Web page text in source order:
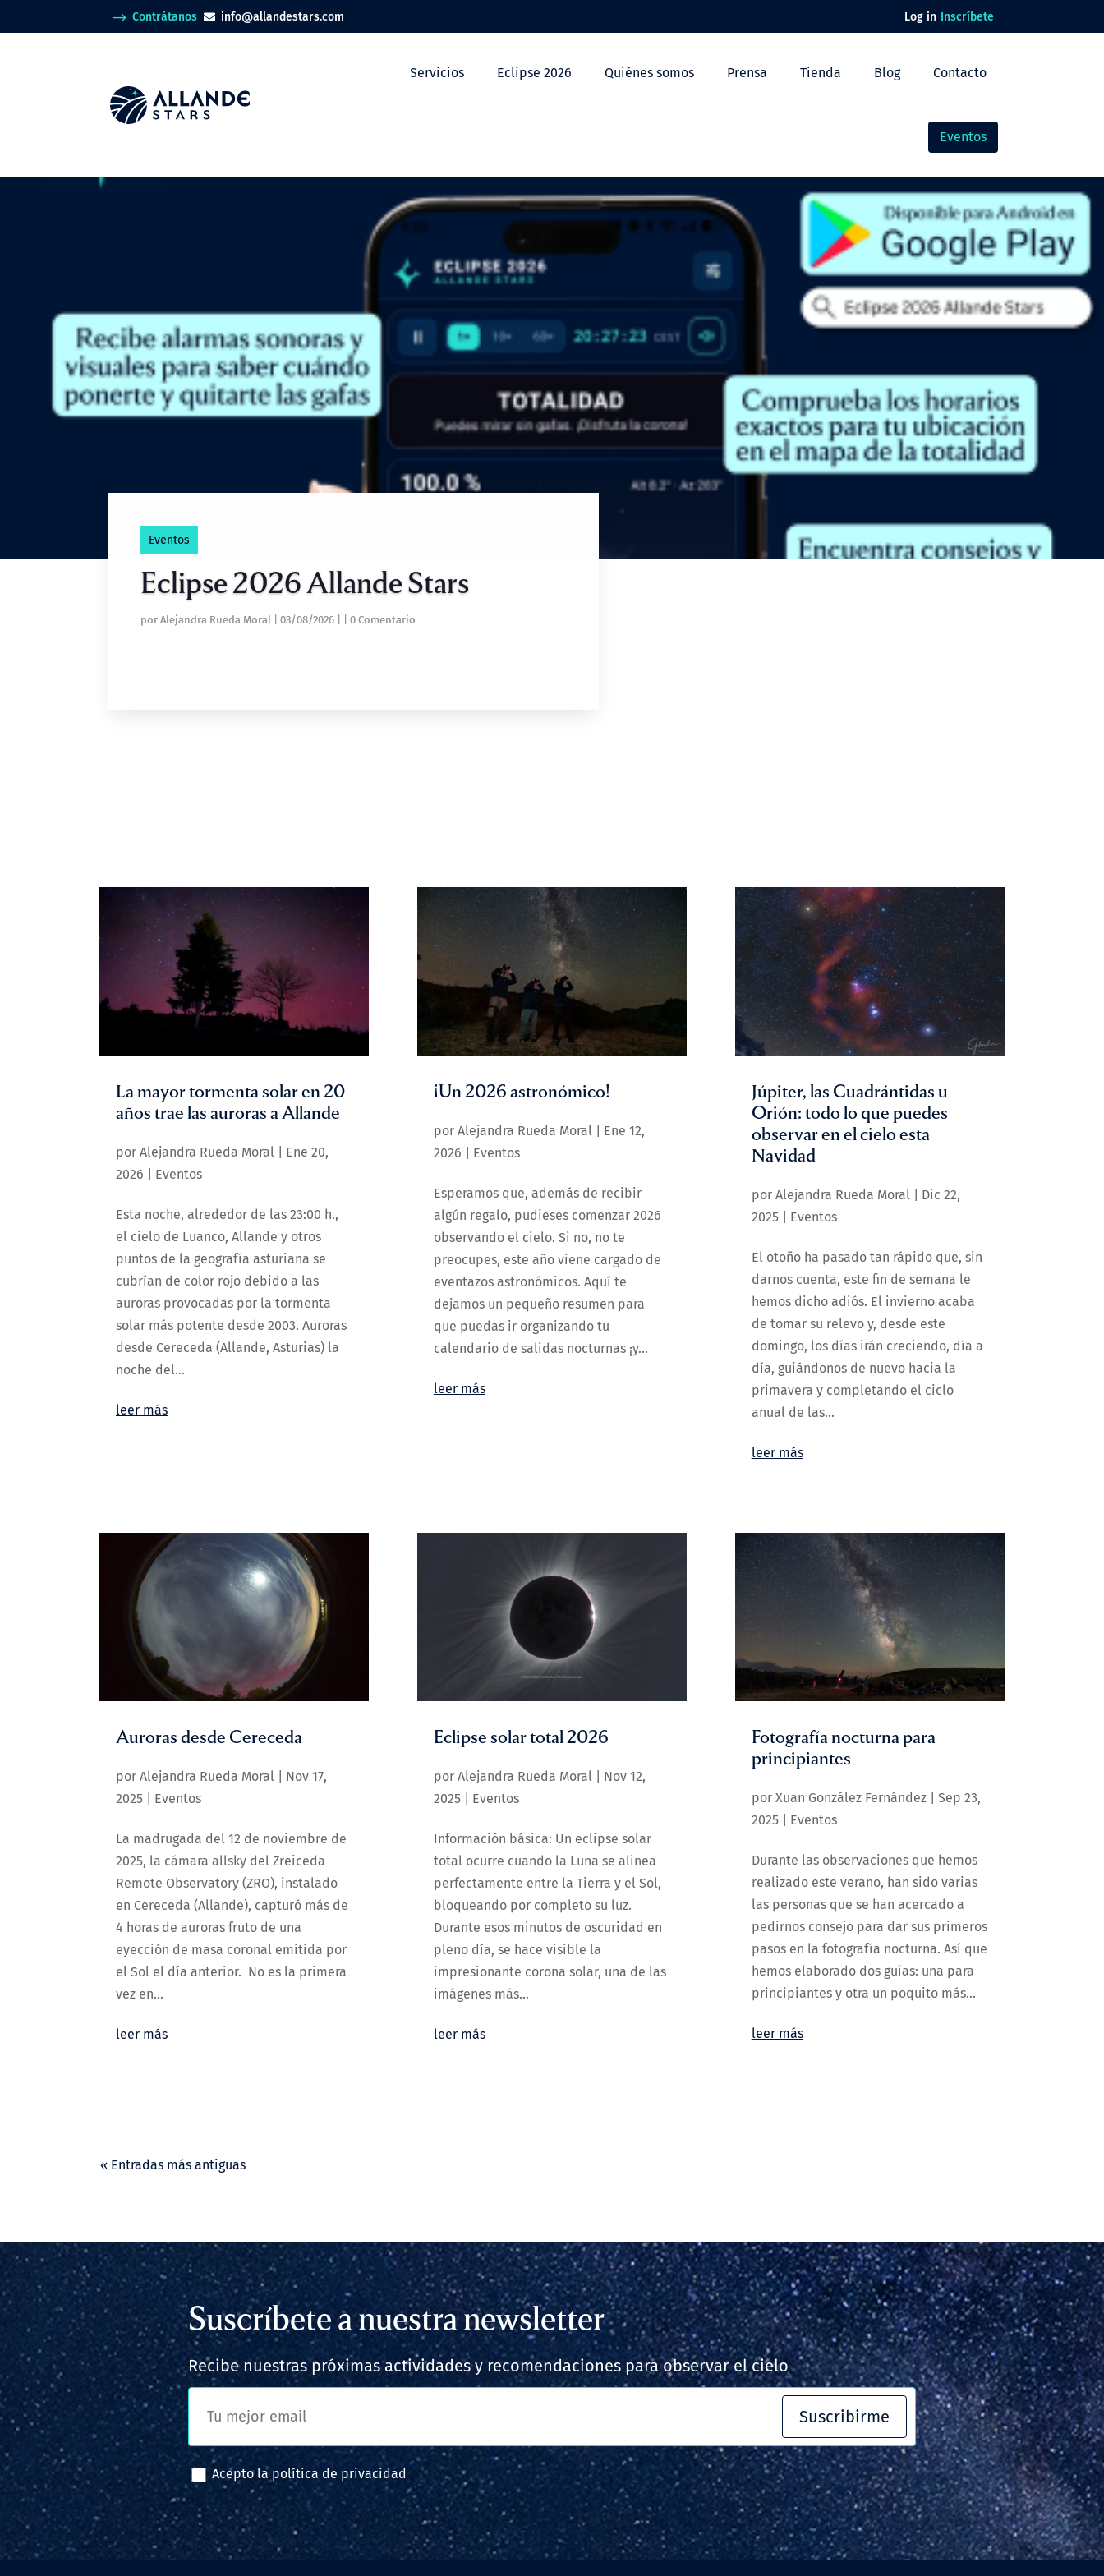
$ Contrátanos  info@allandestars.com Log in Inscríbete
Servicios Eclipse 2026 Quiénes somos Prensa Tienda Blog Contacto
Eventos
Eclipse 2026 Allande Stars
por Alejandra Rueda Moral 03/08/2026
Eventos
| 0 Comentario
La mayor tormenta solar en 20
años trae las auroras a Allande
por Alejandra Rueda Moral
Ene 20,
2026
Eventos
Esta noche, alrededor de las 23:00 h.,
el cielo de Luanco, Allande y otros
puntos de la geografía asturiana se
cubrían de color rojo debido a las
auroras provocadas por la tormenta
solar más potente desde 2003. Auroras
desde Cereceda (Allande, Asturias) la
noche del...
leer más
Auroras desde Cereceda
por Alejandra Rueda Moral
Nov 17,
2025
Eventos
La madrugada del 12 de noviembre de
2025, la cámara allsky del Zreiceda
Remote Observatory (ZRO), instalado
en Cereceda (Allande), capturó más de
4 horas de auroras fruto de una
eyección de masa coronal emitida por
el Sol el día anterior. No es la primera
vez en...
leer más
¡Un 2026 astronómico!
por Alejandra Rueda Moral| Ene 12,
2026
Eventos
Esperamos que, además de recibir
algún regalo, pudieses comenzar 2026
observando el cielo. Si no, no te
preocupes, este año viene cargado de
eventazos astronómicos. Aquí te
dejamos un pequeño resumen para
que puedas ir organizando tu
calendario de salidas nocturnas ¡y...
leer más
Eclipse solar total 2026
por Alejandra Rueda Moral| Nov 12,
2025| Eventos
Información básica: Un eclipse solar
total ocurre cuando la Luna se alinea
perfectamente entre la Tierra y el Sol,
bloqueando por completo su luz.
Durante esos minutos de oscuridad en
pleno día, se hace visible la
impresionante corona solar, una de las
imágenes más...
leer más
Júpiter, las Cuadrántidas u
Orión: todo lo que puedes
observar en el cielo esta
Navidad
por Alejandra Rueda Moral| Dic 22,
2025| Eventos
El otoño ha pasado tan rápido que, sin
darnos cuenta, este fin de semana le
hemos dicho adiós. El invierno acaba
de tomar su relevo y, desde este
domingo, los días irán creciendo, día a
día, guiándonos de nuevo hacia la
primavera y completando el ciclo
anual de las...
leer más
Fotografía nocturna para
principiantes
por Xuan González Fernández| Sep 23,
2025| Eventos
Durante las observaciones que hemos
realizado este verano, han sido varias
las personas que se han acercado a
pedirnos consejo para dar sus primeros
pasos en la fotografía nocturna. Así que
hemos elaborado dos guías: una para
principiantes y otra un poquito más...
leer más
« Entradas más antiguas
Suscríbete a nuestra newsletter
Recibe nuestras próximas actividades y recomendaciones para observar el cielo
Suscribirme
Acepto la política de privacidad